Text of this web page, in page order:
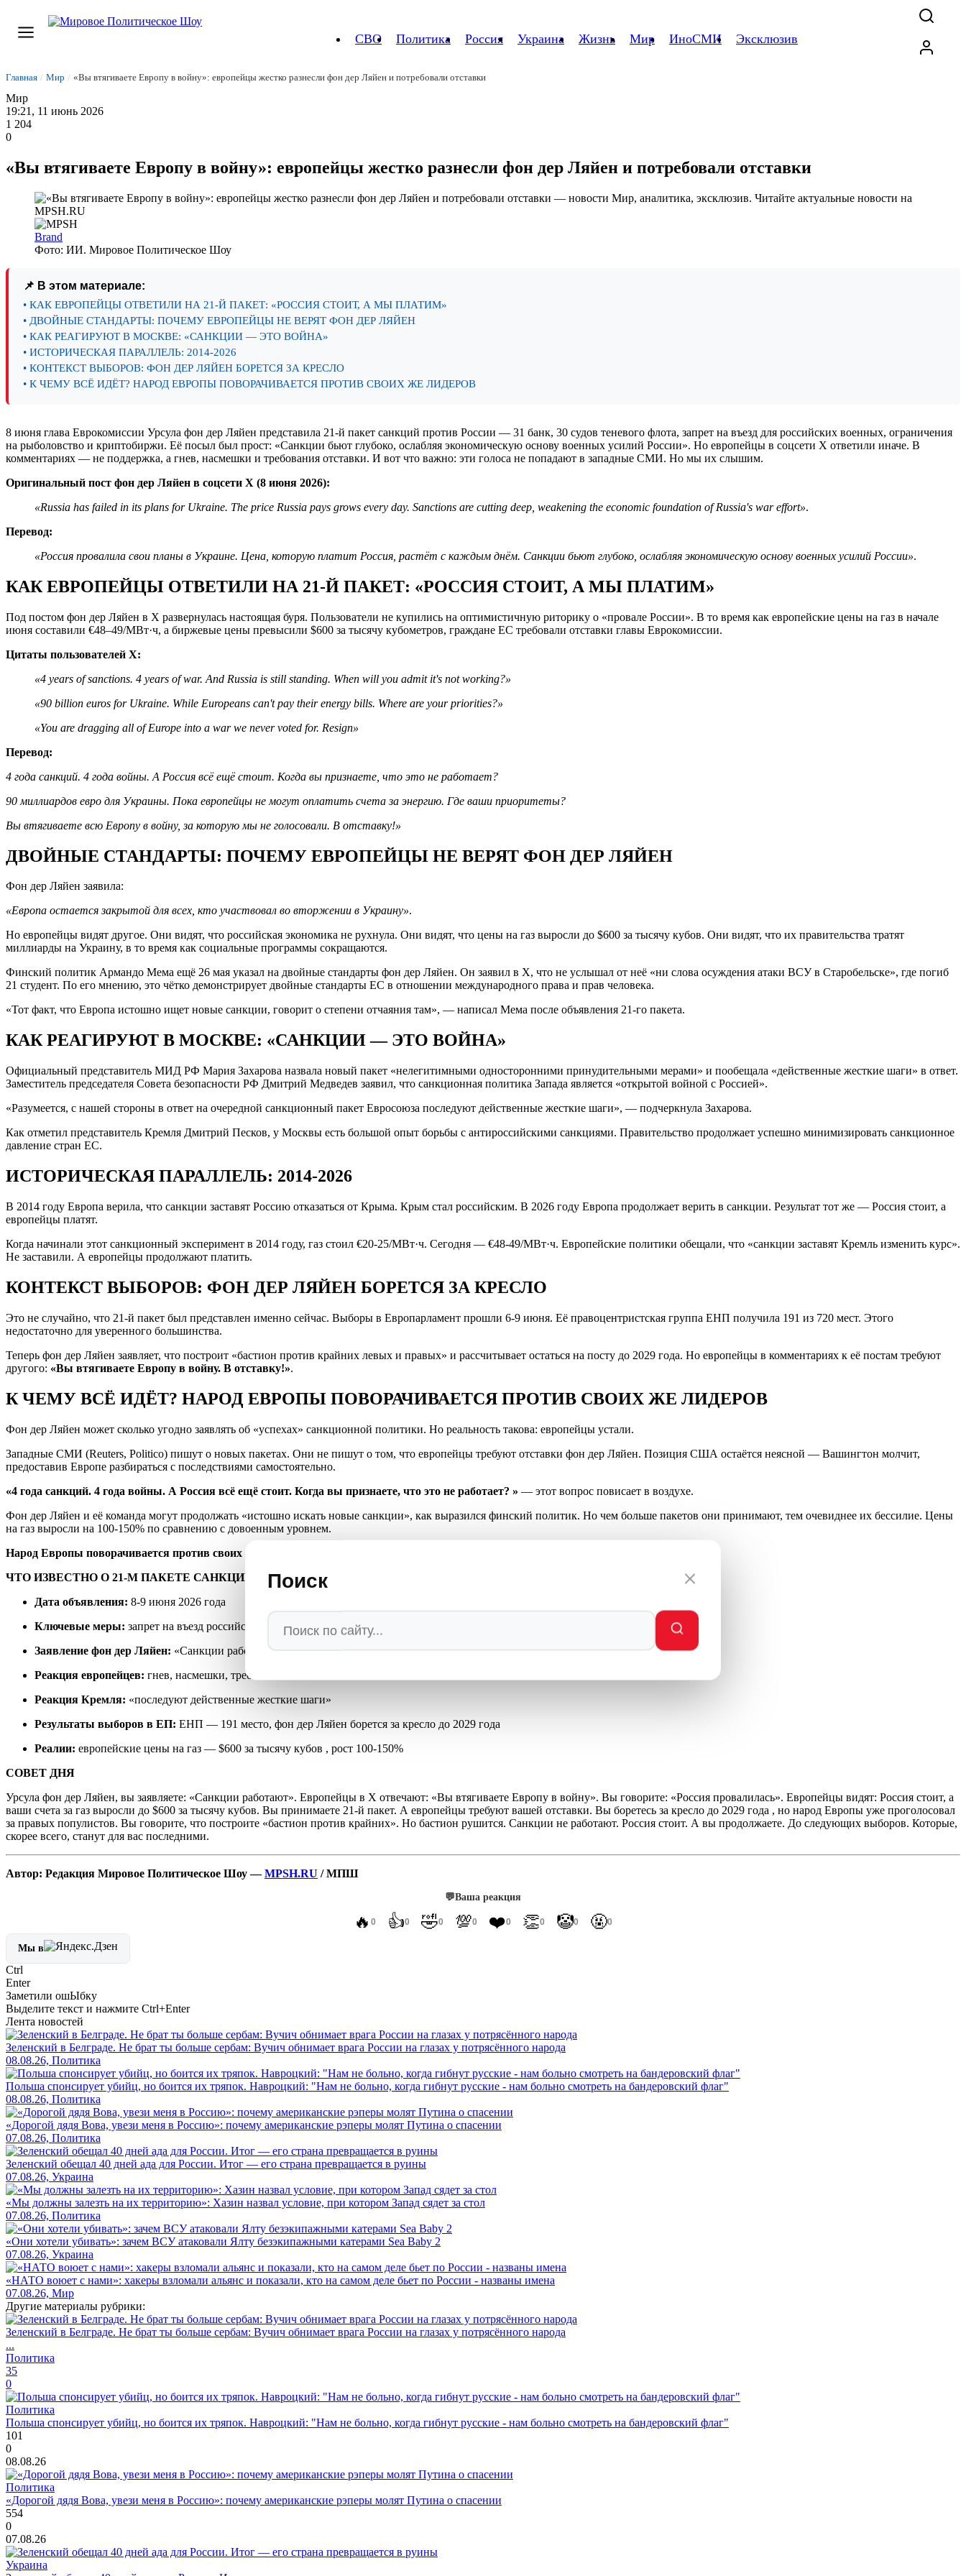
СВО Политика Россия Украина Жизнь Мир ИноСМИ Эксклюзив
Поиск
Главная / Мир / «Вы втягиваете Европу в войну»: европейцы жестко разнесли фон дер Ляйен и потребовали отставки
Мир
19:21, 11 июнь 2026
1 204
0
«Вы втягиваете Европу в войну»: европейцы жестко разнесли фон дер Ляйен и потребовали отставки
Brand
Фото: ИИ. Мировое Политическое Шоу
📌 В этом материале:
• КАК ЕВРОПЕЙЦЫ ОТВЕТИЛИ НА 21-Й ПАКЕТ: «РОССИЯ СТОИТ, А МЫ ПЛАТИМ»
• ДВОЙНЫЕ СТАНДАРТЫ: ПОЧЕМУ ЕВРОПЕЙЦЫ НЕ ВЕРЯТ ФОН ДЕР ЛЯЙЕН
• КАК РЕАГИРУЮТ В МОСКВЕ: «САНКЦИИ — ЭТО ВОЙНА»
• ИСТОРИЧЕСКАЯ ПАРАЛЛЕЛЬ: 2014-2026
• КОНТЕКСТ ВЫБОРОВ: ФОН ДЕР ЛЯЙЕН БОРЕТСЯ ЗА КРЕСЛО
• К ЧЕМУ ВСЁ ИДЁТ? НАРОД ЕВРОПЫ ПОВОРАЧИВАЕТСЯ ПРОТИВ СВОИХ ЖЕ ЛИДЕРОВ
8 июня глава Еврокомиссии Урсула фон дер Ляйен представила 21-й пакет санкций против России — 31 банк, 30 судов теневого флота, запрет на въезд для российских военных, ограничения
на рыболовство и криптобиржи. Её посыл был прост: «Санкции бьют глубоко, ослабляя экономическую основу военных усилий России». Но европейцы в соцсети X ответили иначе. В
комментариях — не поддержка, а гнев, насмешки и требования отставки. И вот что важно: эти голоса не попадают в западные СМИ. Но мы их слышим.
Оригинальный пост фон дер Ляйен в соцсети X (8 июня 2026):
«Russia has failed in its plans for Ukraine. The price Russia pays grows every day. Sanctions are cutting deep, weakening the economic foundation of Russia's war effort».
Перевод:
«Россия провалила свои планы в Украине. Цена, которую платит Россия, растёт с каждым днём. Санкции бьют глубоко, ослабляя экономическую основу военных усилий России».
КАК ЕВРОПЕЙЦЫ ОТВЕТИЛИ НА 21-Й ПАКЕТ: «РОССИЯ СТОИТ, А МЫ ПЛАТИМ»
Под постом фон дер Ляйен в X развернулась настоящая буря. Пользователи не купились на оптимистичную риторику о «провале России». В то время как европейские цены на газ в начале
июня составили €48–49/МВт·ч, а биржевые цены превысили $600 за тысячу кубометров, граждане ЕС требовали отставки главы Еврокомиссии.
Цитаты пользователей X:
«4 years of sanctions. 4 years of war. And Russia is still standing. When will you admit it's not working?»
«90 billion euros for Ukraine. While Europeans can't pay their energy bills. Where are your priorities?»
«You are dragging all of Europe into a war we never voted for. Resign»
Перевод:
4 года санкций. 4 года войны. А Россия всё ещё стоит. Когда вы признаете, что это не работает?
90 миллиардов евро для Украины. Пока европейцы не могут оплатить счета за энергию. Где ваши приоритеты?
Вы втягиваете всю Европу в войну, за которую мы не голосовали. В отставку!»
ДВОЙНЫЕ СТАНДАРТЫ: ПОЧЕМУ ЕВРОПЕЙЦЫ НЕ ВЕРЯТ ФОН ДЕР ЛЯЙЕН
Фон дер Ляйен заявила:
«Европа остается закрытой для всех, кто участвовал во вторжении в Украину».
Но европейцы видят другое. Они видят, что российская экономика не рухнула. Они видят, что цены на газ выросли до $600 за тысячу кубов. Они видят, что их правительства тратят
миллиарды на Украину, в то время как социальные программы сокращаются.
Финский политик Армандо Мема ещё 26 мая указал на двойные стандарты фон дер Ляйен. Он заявил в X, что не услышал от неё «ни слова осуждения атаки ВСУ в Старобельске», где погиб
21 студент. По его мнению, это чётко демонстрирует двойные стандарты ЕС в отношении международного права и прав человека.
«Тот факт, что Европа истошно ищет новые санкции, говорит о степени отчаяния там», — написал Мема после объявления 21-го пакета.
КАК РЕАГИРУЮТ В МОСКВЕ: «САНКЦИИ — ЭТО ВОЙНА»
Официальный представитель МИД РФ Мария Захарова назвала новый пакет «нелегитимными односторонними принудительными мерами» и пообещала «действенные жесткие шаги» в ответ.
Заместитель председателя Совета безопасности РФ Дмитрий Медведев заявил, что санкционная политика Запада является «открытой войной с Россией».
«Разумеется, с нашей стороны в ответ на очередной санкционный пакет Евросоюза последуют действенные жесткие шаги», — подчеркнула Захарова.
Как отметил представитель Кремля Дмитрий Песков, у Москвы есть большой опыт борьбы с антироссийскими санкциями. Правительство продолжает успешно минимизировать санкционное
давление стран ЕС.
ИСТОРИЧЕСКАЯ ПАРАЛЛЕЛЬ: 2014-2026
В 2014 году Европа верила, что санкции заставят Россию отказаться от Крыма. Крым стал российским. В 2026 году Европа продолжает верить в санкции. Результат тот же — Россия стоит, а
европейцы платят.
Когда начинали этот санкционный эксперимент в 2014 году, газ стоил €20-25/МВт·ч. Сегодня — €48-49/МВт·ч. Европейские политики обещали, что «санкции заставят Кремль изменить курс».
Не заставили. А европейцы продолжают платить.
КОНТЕКСТ ВЫБОРОВ: ФОН ДЕР ЛЯЙЕН БОРЕТСЯ ЗА КРЕСЛО
Это не случайно, что 21-й пакет был представлен именно сейчас. Выборы в Европарламент прошли 6-9 июня. Её правоцентристская группа ЕНП получила 191 из 720 мест. Этого
недостаточно для уверенного большинства.
Теперь фон дер Ляйен заявляет, что построит «бастион против крайних левых и правых» и рассчитывает остаться на посту до 2029 года. Но европейцы в комментариях к её постам требуют
другого: «Вы втягиваете Европу в войну. В отставку!».
К ЧЕМУ ВСЁ ИДЁТ? НАРОД ЕВРОПЫ ПОВОРАЧИВАЕТСЯ ПРОТИВ СВОИХ ЖЕ ЛИДЕРОВ
Фон дер Ляйен может сколько угодно заявлять об «успехах» санкционной политики. Но реальность такова: европейцы устали.
Западные СМИ (Reuters, Politico) пишут о новых пакетах. Они не пишут о том, что европейцы требуют отставки фон дер Ляйен. Позиция США остаётся неясной — Вашингтон молчит,
предоставив Европе разбираться с последствиями самостоятельно.
«4 года санкций. 4 года войны. А Россия всё ещё стоит. Когда вы признаете, что это не работает? » — этот вопрос повисает в воздухе.
Фон дер Ляйен и её команда могут продолжать «истошно искать новые санкции», как выразился финский политик. Но чем больше пакетов они принимают, тем очевиднее их бессилие. Цены
на газ выросли на 100-150% по сравнению с довоенным уровнем.
Народ Европы поворачивается против своих же лидеров. И это — главный итог 21-го пакета.
ЧТО ИЗВЕСТНО О 21-М ПАКЕТЕ САНКЦИЙ И РЕАКЦИИ ЕВРОПЕЙЦЕВ:
Дата объявления: 8-9 июня 2026 года
Ключевые меры: запрет на въезд российским военным, 31 банк, 30 судов теневого флота, рыболовство под ограничениями
Заявление фон дер Ляйен: «Санкции работают, Россия провалилась»
Реакция европейцев: гнев, насмешки, требования отставки
Реакция Кремля: «последуют действенные жесткие шаги»
Результаты выборов в ЕП: ЕНП — 191 место, фон дер Ляйен борется за кресло до 2029 года
Реалии: европейские цены на газ — $600 за тысячу кубов , рост 100-150%
СОВЕТ ДНЯ
Урсула фон дер Ляйен, вы заявляете: «Санкции работают». Европейцы в X отвечают: «Вы втягиваете Европу в войну». Вы говорите: «Россия провалилась». Европейцы видят: Россия стоит, а
ваши счета за газ выросли до $600 за тысячу кубов. Вы принимаете 21-й пакет. А европейцы требуют вашей отставки. Вы боретесь за кресло до 2029 года , но народ Европы уже проголосовал
за правых популистов. Вы говорите, что построите «бастион против крайних». Но бастион рушится. Санкции не работают. Россия стоит. А вы продолжаете. До следующих выборов. Которые,
скорее всего, станут для вас последними.
Автор: Редакция Мировое Политическое Шоу —MPSH.RU / МПШ
💬Ваша реакция
🔥 0 👍0 🤣0 💯0 ❤️0 👏0 🤡0 🤬0
Мы в
Ctrl
Enter
Заметили ошЫбку
Выделите текст и нажмите Ctrl+Enter
Лента новостей
Зеленский в Белграде. Не брат ты больше сербам: Вучич обнимает врага России на глазах у потрясённого народа
08.08.26, Политика
Польша спонсирует убийц, но боится их тряпок. Навроцкий: "Нам не больно, когда гибнут русские - нам больно смотреть на бандеровский флаг"
08.08.26, Политика
«Дорогой дядя Вова, увези меня в Россию»: почему американские рэперы молят Путина о спасении
07.08.26, Политика
Зеленский обещал 40 дней ада для России. Итог — его страна превращается в руины
07.08.26, Украина
«Мы должны залезть на их территорию»: Хазин назвал условие, при котором Запад сядет за стол
07.08.26, Политика
«Они хотели убивать»: зачем ВСУ атаковали Ялту безэкипажными катерами Sea Baby 2
07.08.26, Украина
«НАТО воюет с нами»: хакеры взломали альянс и показали, кто на самом деле бьет по России - названы имена
07.08.26, Мир
Другие материалы рубрики:
Зеленский в Белграде. Не брат ты больше сербам: Вучич обнимает врага России на глазах у потрясённого народа
...
Политика
35
0
Политика
Польша спонсирует убийц, но боится их тряпок. Навроцкий: "Нам не больно, когда гибнут русские - нам больно смотреть на бандеровский флаг"
101
0
08.08.26
Политика
«Дорогой дядя Вова, увези меня в Россию»: почему американские рэперы молят Путина о спасении
554
0
07.08.26
Украина